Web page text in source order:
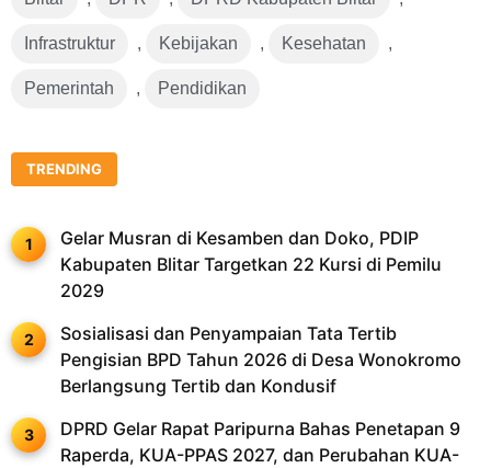
Infrastruktur , Kebijakan , Kesehatan ,
Pemerintah , Pendidikan
TRENDING
Gelar Musran di Kesamben dan Doko, PDIP
Kabupaten Blitar Targetkan 22 Kursi di Pemilu
2029
Sosialisasi dan Penyampaian Tata Tertib
Pengisian BPD Tahun 2026 di Desa Wonokromo
Berlangsung Tertib dan Kondusif
DPRD Gelar Rapat Paripurna Bahas Penetapan 9
Raperda, KUA-PPAS 2027, dan Perubahan KUA-